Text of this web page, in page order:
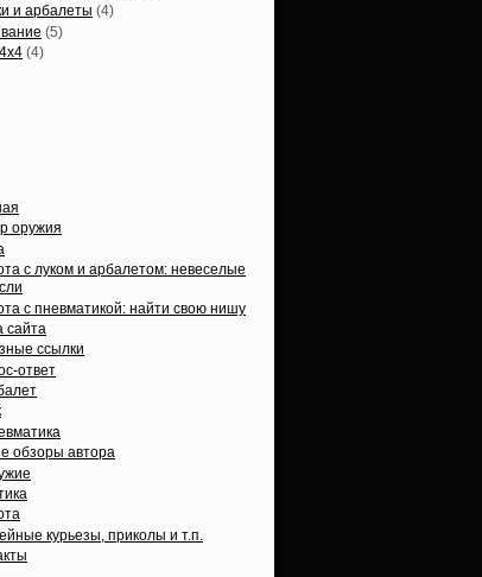
и арбалеты (4)
(5)
(4)
оружия
с луком и арбалетом: невеселые
с пневматикой: найти свою нишу
сайта
ссылки
ответ
обзоры автора
курьезы, приколы и т.п.